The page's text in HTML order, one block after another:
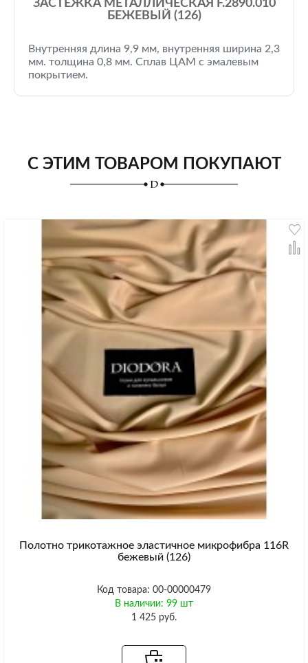
ЗАСТЕЖКА МЕТАЛЛИЧЕСКАЯ F.2890.010
БЕЖЕВЫЙ (126)
Внутренняя длина 9,9 мм, внутренняя ширина 2,3
мм. толщина 0,8 мм. Сплав ЦАМ с эмалевым
покрытием.
С ЭТИМ ТОВАРОМ ПОКУПАЮТ
Полотно трикотажное эластичное микрофибра 116R
бежевый (126)
Код товара: 00-00000479
В наличии: 99 шт
1 425 руб.